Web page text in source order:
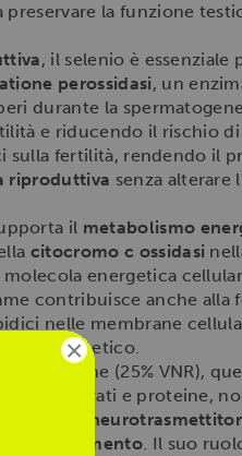
×
la funzione
, il selenio è essenziale
perossidasi, un
durante la
e riducendo il rischio
sulla fertilità, rendendo il
riproduttiva senza alterare
il metabolismo
citocromo c ossidasi
energetica
contribuisce anche alla
nelle membrane
energetico.
porzione (25% VNR),
carboidrati e proteine,
l’affaticamento. Il suo